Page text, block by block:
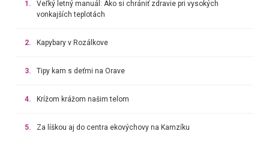
1.
Veľký letný manuál: Ako si chrániť zdravie pri vysokých
vonkajších teplotách
2. Kapybary v Rozálkove
3. Tipy kam s deťmi na Orave
4. Krížom krážom našim telom
5. Za líškou aj do centra ekovýchovy na Kamzíku